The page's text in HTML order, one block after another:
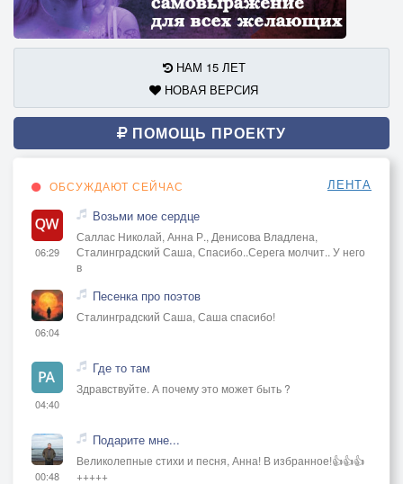
НАМ 15 ЛЕТ
НОВАЯ ВЕРСИЯ
ПОМОЩЬ ПРОЕКТУ
ОБСУЖДАЮТ СЕЙЧАС ЛЕНТА
06:29
Возьми мое сердце
Саллас Николай, Анна Р., Денисова Владлена,
Сталинградский Саша, Спасибо..Серега молчит.. У него
в
06:04
Песенка про поэтов
Сталинградский Саша, Саша спасибо!
04:40
Где то там
Здравствуйте. А почему это может быть ?
00:48
Подарите мне...
Великолепные стихи и песня, Анна! В избранное!👍👍👍
+++++